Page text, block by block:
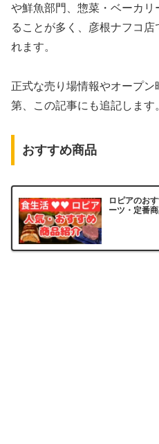
や鮮魚部門、惣菜・ベーカ
ることが多く、彦根ナフコ
れます。
正式な売り場情報やオープ
第、この記事にも追記します
おすすめ商品
ロピアのお
ーツ・定番